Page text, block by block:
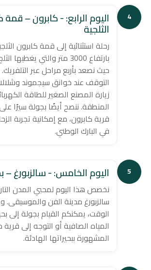
4 اليوم الرابع: - كابرون –
الثلجية
رحلة استثنائية إلى قمة كابرون
بارتفاع 3000 متر والتي
حيث نصعد بأربع مراحل عبر
التوقف عند خوانق سيجموند
زيارة المصنع الصغير للطاقة
المنطقة. ننصح أيضًا بجولة سيرًا
قرية كابرون، مع إمكانية تجربة
في البارك الوطني.
5 اليوم الخامس: - سالزبورغ –
نخصص هذا اليوم لمحبي المدن
سالزبورغ مدينة الفن والموسيقى.
الوقت، يمكنكم القيام بجولة إلى
المياه الصافية أو التوجه إلى
المشهورة ببحيراتها الهادئة.